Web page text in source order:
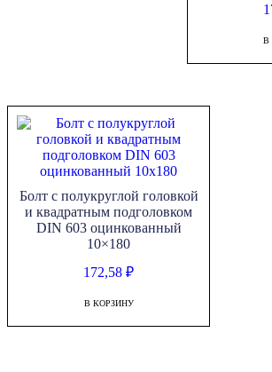
В
Болт с полукруглой головкой
и квадратным подголовком
DIN 603 оцинкованный
10×180
172,58₽
В КОРЗИНУ